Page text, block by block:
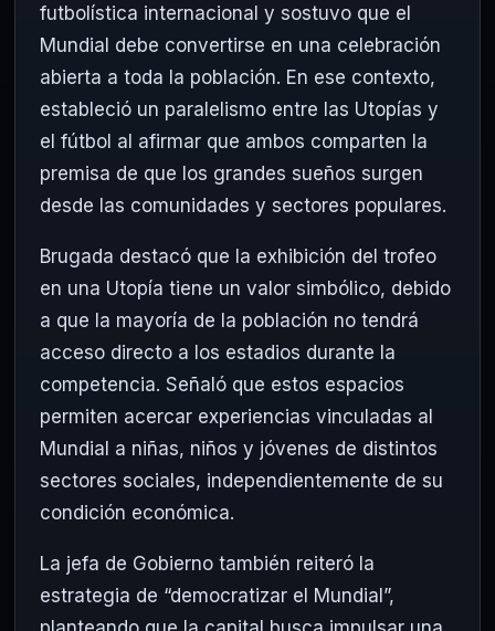
futbolística internacional y sostuvo que el
Mundial debe convertirse en una celebración
abierta a toda la población. En ese contexto,
estableció un paralelismo entre las Utopías y
el fútbol al afirmar que ambos comparten la
premisa de que los grandes sueños surgen
desde las comunidades y sectores populares.
Brugada destacó que la exhibición del trofeo
en una Utopía tiene un valor simbólico, debido
a que la mayoría de la población no tendrá
acceso directo a los estadios durante la
competencia. Señaló que estos espacios
permiten acercar experiencias vinculadas al
Mundial a niñas, niños y jóvenes de distintos
sectores sociales, independientemente de su
condición económica.
La jefa de Gobierno también reiteró la
estrategia de “democratizar el Mundial”,